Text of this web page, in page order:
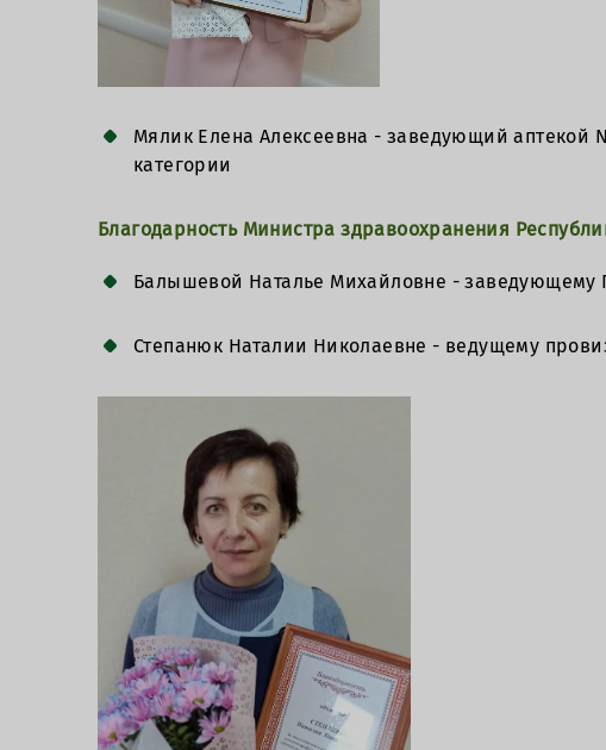
Мялик Елена Алексеевна - заведующий аптекой
категории
Благодарность Министра здравоохранения
Балышевой Наталье Михайловне - заведующему
Степанюк Наталии Николаевне - ведущему